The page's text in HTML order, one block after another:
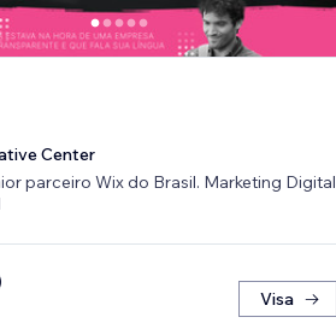
Center
parceiro Wix do Brasil. Marketing Digital
Visa